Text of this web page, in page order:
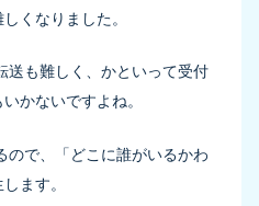
くなりました。
送も難しく、かといって受付
かないですよね。
ので、「どこに誰がいるかわ
ます。